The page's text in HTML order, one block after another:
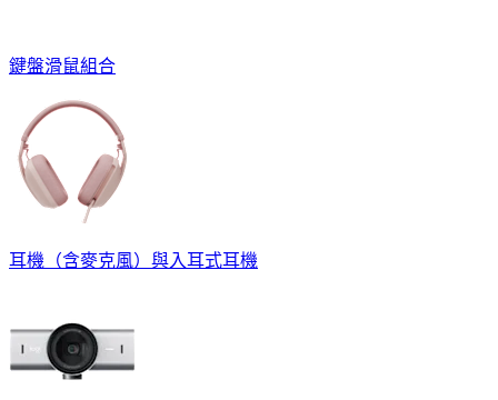
鍵盤滑鼠組合
耳機（含麥克風）與入耳式耳機